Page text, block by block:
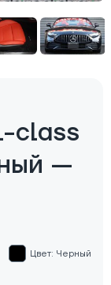
class
—
Цвет: Черный